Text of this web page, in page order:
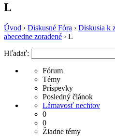
L
Úvod › Diskusné Fóra › Diskusia k
abecedne zoradené › L
Hľadať:
Fórum
Témy
Príspevky
Posledný článok
Lámavosť nechtov
0
0
Žiadne témy